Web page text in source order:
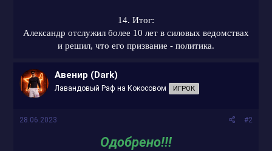
14. Итог:
Александр отслужил более 10 лет в силовых ведомствах
и решил, что его призвание - политика.
Авенир (Dark)
Лавандовый Раф на Кокосовом ИГРОК
28.06.2023 #2
Одобрено!!!